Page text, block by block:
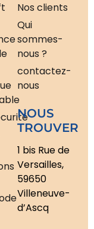
Nos clients
Qui
sommes-
nous ?
contactez-
nous
NOUS
TROUVER
1 bis Rue de
Versailles,
59650
Villeneuve-
d’Ascq